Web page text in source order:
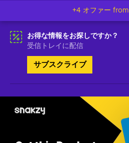
+4 オファー from
お得な情報をお探しですか？
受信トレイに配信
サブスクライブ